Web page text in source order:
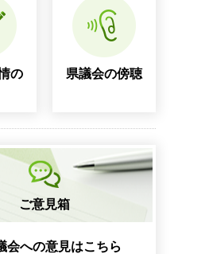
の
県議会の傍聴
ご意見箱
会への意見はこちら